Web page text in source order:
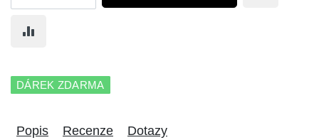
DÁREK ZDARMA
Popis Recenze Dotazy